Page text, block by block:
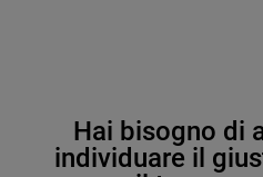
Hai bisogno di
individuare il